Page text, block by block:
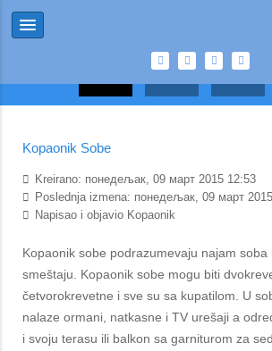
Kopaonik Sobe
Kreirano: понедељак, 09 март 2015 12:53
Poslednja izmena: понедељак, 09 март
Napisao i objavio Kopaonik
Kopaonik sobe podrazumevaju najam soba
smeštaju. Kopaonik sobe mogu biti
četvorokrevetne i sve su sa kupatilom. U
nalaze ormani, natkasne i TV urešaji a
i svoju terasu ili balkon sa garniturom za